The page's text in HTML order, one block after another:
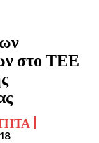
στο ΤΕΕ